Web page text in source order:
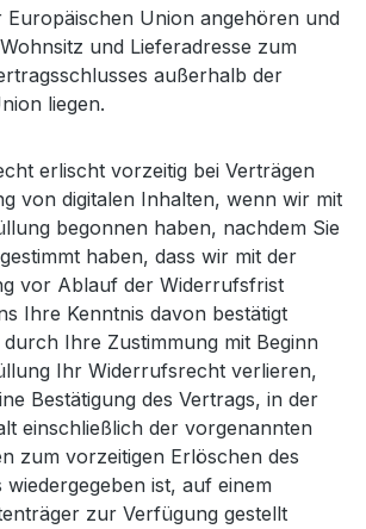
Europäischen Union angehören und
und Lieferadresse zum
außerhalb der
liegen.
erlischt vorzeitig bei Verträgen
von digitalen Inhalten, wenn wir mit
begonnen haben, nachdem Sie
haben, dass wir mit der
vor Ablauf der Widerrufsfrist
Ihre Kenntnis davon bestätigt
durch Ihre Zustimmung mit Beginn
Ihr Widerrufsrecht verlieren,
Bestätigung des Vertrags, in der
einschließlich der vorgenannten
zum vorzeitigen Erlöschen des
ist, auf einem
zur Verfügung gestellt